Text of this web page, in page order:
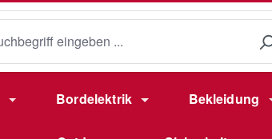
Bordelektrik Bekleidung